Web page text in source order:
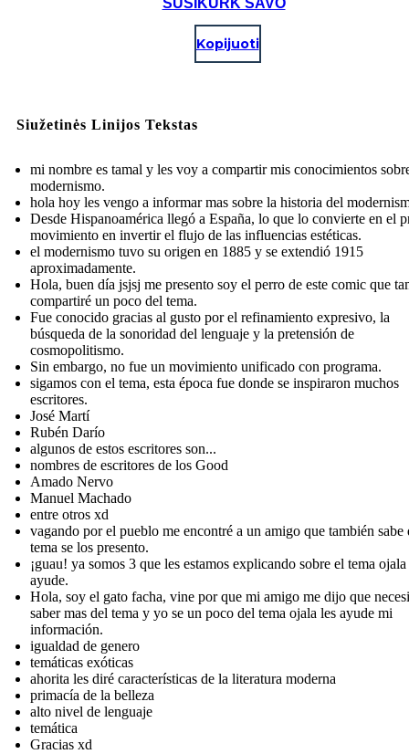
Kopijuoti
Siužetinės Linijos Tekstas
mi nombre es tamal y les voy a compartir mis conocimientos
modernismo.
hola hoy les vengo a informar mas sobre la historia del
Desde Hispanoamérica llegó a España, lo que lo convierte en el
movimiento en invertir el flujo de las influencias estéticas.
el modernismo tuvo su origen en 1885 y se extendió 1915
aproximadamente.
Hola, buen día jsjsj me presento soy el perro de este comic que
compartiré un poco del tema.
Fue conocido gracias al gusto por el refinamiento expresivo, la
búsqueda de la sonoridad del lenguaje y la pretensión de
cosmopolitismo.
Sin embargo, no fue un movimiento unificado con programa.
sigamos con el tema, esta época fue donde se inspiraron muchos
escritores.
José Martí
Rubén Darío
algunos de estos escritores son...
nombres de escritores de los Good
Amado Nervo
Manuel Machado
entre otros xd
vagando por el pueblo me encontré a un amigo que también sabe
tema se los presento.
¡guau! ya somos 3 que les estamos explicando sobre el tema
ayude.
Hola, soy el gato facha, vine por que mi amigo me dijo que
saber mas del tema y yo se un poco del tema ojala les ayude mi
información.
igualdad de genero
temáticas exóticas
ahorita les diré características de la literatura moderna
primacía de la belleza
alto nivel de lenguaje
temática
Gracias xd